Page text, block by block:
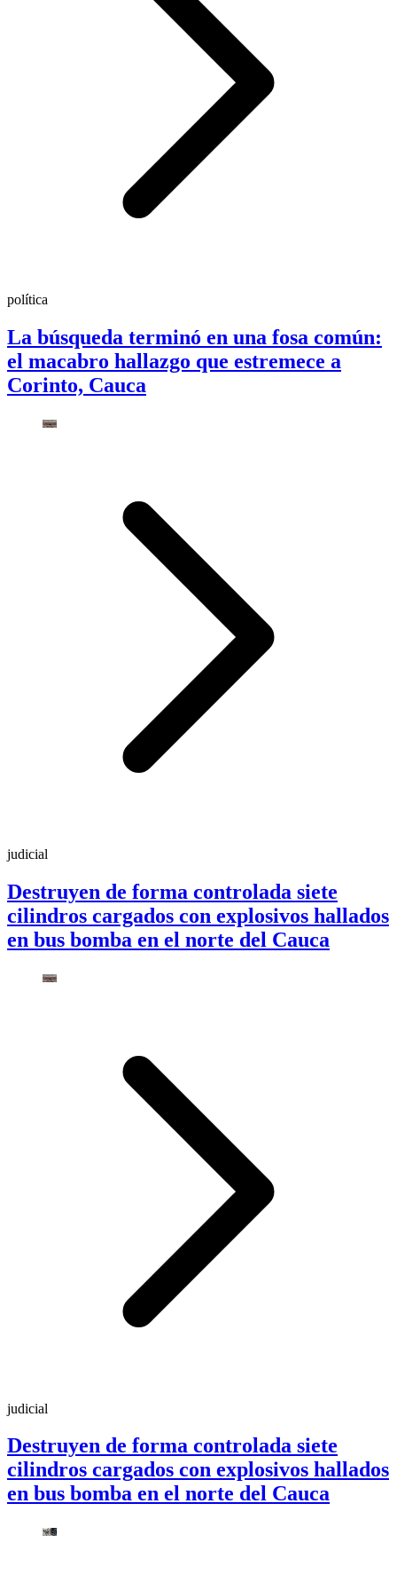
política
La búsqueda terminó en una fosa común:
el macabro hallazgo que estremece a
Corinto, Cauca
judicial
Destruyen de forma controlada siete
cilindros cargados con explosivos hallados
en bus bomba en el norte del Cauca
judicial
Destruyen de forma controlada siete
cilindros cargados con explosivos hallados
en bus bomba en el norte del Cauca